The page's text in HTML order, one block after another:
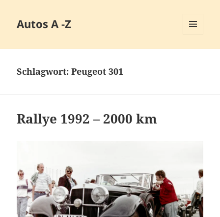
Autos A -Z
Schlagwort:Peugeot 301
Rallye 1992 – 2000 km